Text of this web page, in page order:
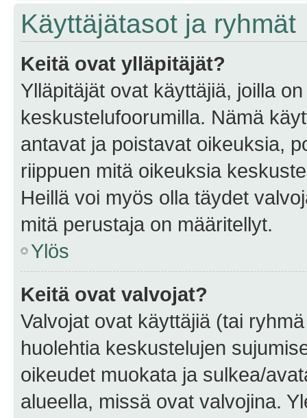
Käyttäjätasot ja ryhmät
Keitä ovat ylläpitäjät?
Ylläpitäjät ovat käyttäjiä, joilla
keskustelufoorumilla. Nämä
antavat ja poistavat oikeuksia,
riippuen mitä oikeuksia
Heillä voi myös olla täydet
mitä perustaja on määritellyt.
Ylös
Keitä ovat valvojat?
Valvojat ovat käyttäjiä (tai
huolehtia keskustelujen
oikeudet muokata ja sulkea/
alueella, missä ovat valvojina.